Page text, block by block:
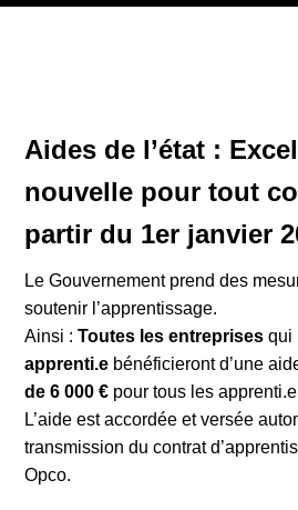
Aides de l’état :
nouvelle pour tout
partir du 1er janvier
Le Gouvernement prend des
soutenir l’apprentissage.
Ainsi :Toutes les entreprises qui
apprenti.e bénéficieront d’une
de 6 000 € pour tous les
L’aide est accordée et versée
transmission du contrat
Opco.